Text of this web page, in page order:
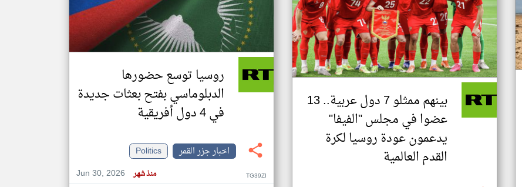
تغيير الدولة
اخبار جزر القمر على مدار الساعة
أهم اخبار جزر القمر العاجلة والمباشرة
بينهم ممثلو 7 دول عربية.. 13
عضوا في مجلس "الفيفا"
يدعمون عودة روسيا لكرة
القدم العالمية
روسيا توسع حضورها
الدبلوماسي بفتح بعثات جديدة
في 4 دول أفريقية
اخبار جزر القمر
Politics
Jun 30, 2026
منذ شهر TG39ZI
klyoum.com